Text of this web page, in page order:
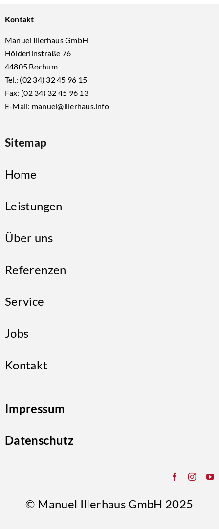
Kontakt
Manuel Illerhaus GmbH
Hölderlinstraße 76
44805 Bochum
Tel.: (02 34) 32 45 96 15
Fax: (02 34) 32 45 96 13
E-Mail: manuel@illerhaus.info
Sitemap
Home
Leistungen
Über uns
Referenzen
Service
Jobs
Kontakt
Impressum
Datenschutz
© Manuel Illerhaus GmbH 2025